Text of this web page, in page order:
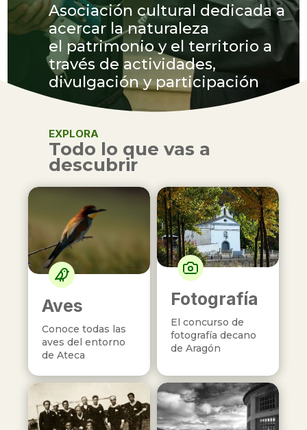
Asociación cultural dedicada a
acercar la naturaleza
el patrimonio y el territorio a
través de actividades,
divulgación y participación
EXPLORA
Todo lo que vas a
descubrir
Aves
Conoce todas las
aves del entorno
de Ateca
Fotografía
El concurso de
fotografía decano
de Aragón